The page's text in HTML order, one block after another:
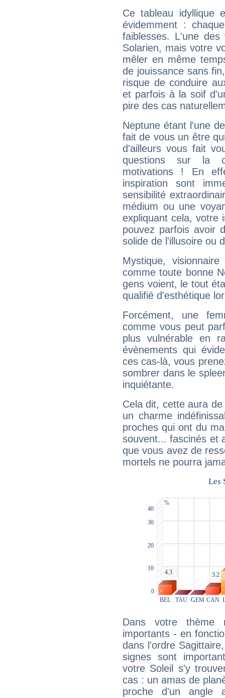
Ce tableau idyllique
évidemment :
faiblesses. L'une
Solarien, mais votre
mêler en même
de jouissance sans
risque de conduire
et parfois à la soif
pire des cas
Neptune étant l'une
fait de vous un être
d'ailleurs vous fait
questions sur la
motivations ! En
inspiration sont
sensibilité
médium ou une
expliquant cela, votre
pouvez parfois avoir
solide de l'illusoire ou
Mystique,
comme toute bonne
gens voient, le tout
qualifié d'esthétique
Forcément, une
comme vous peut
plus vulnérable en
évènements qui
ces cas-là, vous
sombrer dans le
inquiétante.
Cela dit, cette aura
un charme
proches qui ont du
souvent... fascinés et
que vous avez de
mortels ne pourra
Dans votre thème
importants - en
dans l'ordre
signes sont
votre Soleil s'y
cas : un amas de
proche d'un